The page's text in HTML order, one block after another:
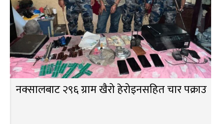
नक्सालबाट २९६ ग्राम खैरो हेरोइनसहित चार पक्राउ